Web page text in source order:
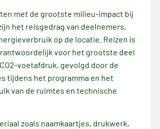
met de grootste milieu-impact bij
het reisgedrag van deelnemers,
op de locatie. Reizen is
voor het grootste deel
voetafdruk, gevolgd door de
tijdens het programma en het
van de ruimtes en technische
zoals naamkaartjes, drukwerk,